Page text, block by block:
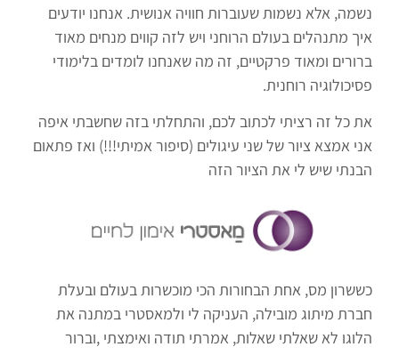
נשמה, אלא נשמות שעוברות חוויה אנושית. אנחנו יודעים
איך מתנהלים בעולם הרוחני ויש לזה קווים מנחים מאוד
ברורים ומאוד פרקטיים, זה מה שאנחנו לומדים בלימודי
פסיכולוגיה רוחנית.
את כל זה רציתי לכתוב לכם, והתחלתי בזה שחשבתי איפה
אני אמצא ציור של שני עיגולים (סיפור אמיתי!!!) ואז פתאום
הבנתי שיש לי את הציור הזה
כששרון מס, אחת הבחורות הכי מוכשרות בעולם ובעלת
חברת מיתוג מובילה, העניקה לי ולמאסטרי במתנה את
הלוגו לא שאלתי שאלות, אמרתי תודה ואימצתי ,וברור